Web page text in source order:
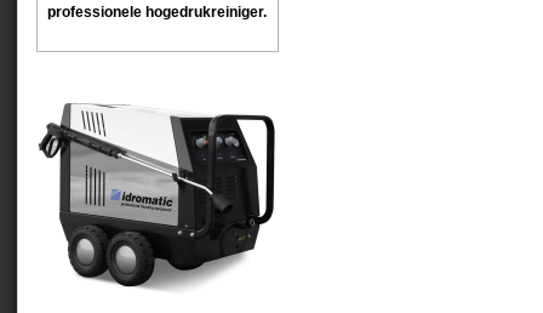
professionele hogedrukreiniger.